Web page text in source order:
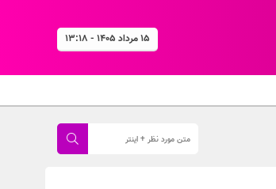
۱۵ مرداد ۱۴۰۵ - ۱۳:۱۸